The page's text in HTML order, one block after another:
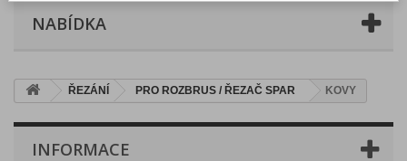
NABÍDKA
ŘEZÁNÍ PRO ROZBRUS / ŘEZAČ SPAR KOVY
INFORMACE